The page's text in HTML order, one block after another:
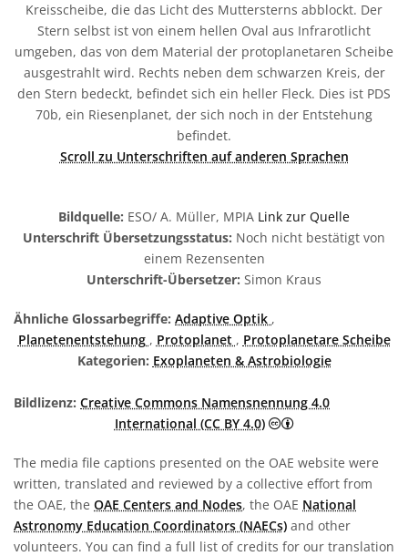
Kreisscheibe, die das Licht des Muttersterns abblockt. Der
Stern selbst ist von einem hellen Oval aus Infrarotlicht
umgeben, das von dem Material der protoplanetaren Scheibe
ausgestrahlt wird. Rechts neben dem schwarzen Kreis, der
den Stern bedeckt, befindet sich ein heller Fleck. Dies ist PDS
70b, ein Riesenplanet, der sich noch in der Entstehung
befindet.
Scroll zu Unterschriften auf anderen Sprachen
Bildquelle: ESO/ A. Müller, MPIA Link zur Quelle
Unterschrift Übersetzungsstatus: Noch nicht bestätigt von
einem Rezensenten
Unterschrift-Übersetzer: Simon Kraus
Ähnliche Glossarbegriffe: Adaptive Optik ,
Planetenentstehung , Protoplanet , Protoplanetare Scheibe
Kategorien: Exoplaneten & Astrobiologie
Bildlizenz: Creative Commons Namensnennung 4.0
International (CC BY 4.0)
Creative
The media file captions presented on the OAE website were
written, translated and reviewed by a collective effort from
the OAE, the OAE Centers and Nodes, the OAE National
Astronomy Education Coordinators (NAECs) and other
volunteers. You can find a full list of credits for our translation